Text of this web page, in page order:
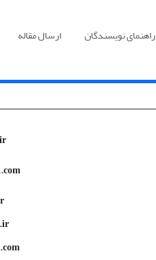
راهنمای نویسندگان ارسال مقاله